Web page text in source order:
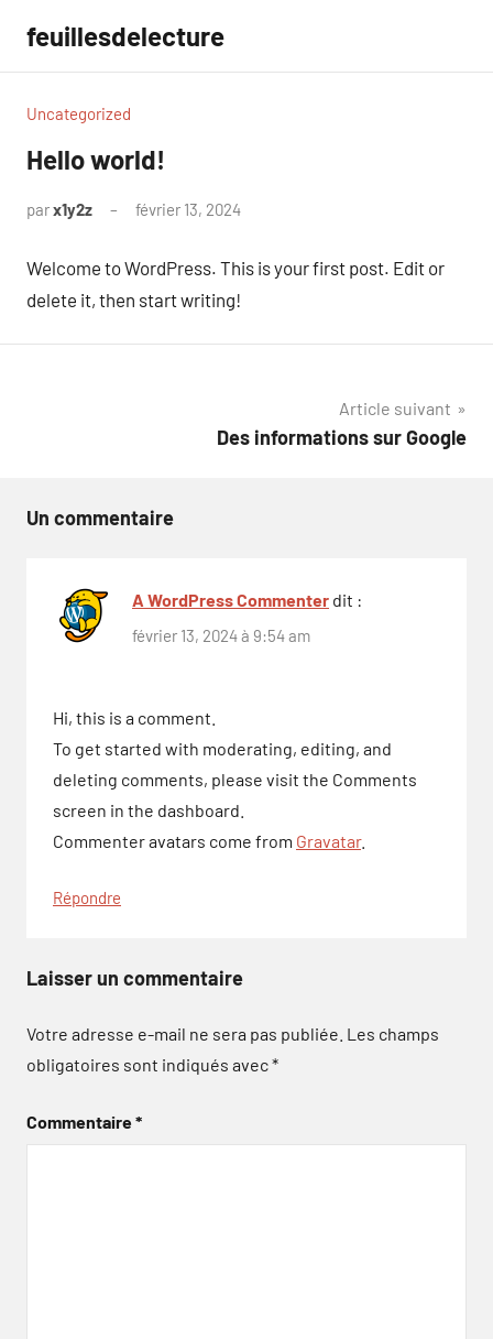
contenu
feuillesdelecture
Uncategorized
Hello world!
parx1y2z février 13, 2024
Welcome to WordPress. This is your first post. Edit or
delete it, then start writing!
Article suivant
Des informations sur Google
Un commentaire
A WordPress Commenter dit :
février 13, 2024 à 9:54 am
Hi, this is a comment.
To get started with moderating, editing, and
deleting comments, please visit the Comments
screen in the dashboard.
Commenter avatars come from Gravatar.
Répondre
Laisser un commentaire
Votre adresse e-mail ne sera pas publiée. Les champs
obligatoires sont indiqués avec*
Commentaire*